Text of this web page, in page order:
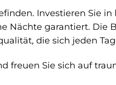
Investieren Sie
Nächte garantiert. Die
die sich jeden
freuen Sie sich auf